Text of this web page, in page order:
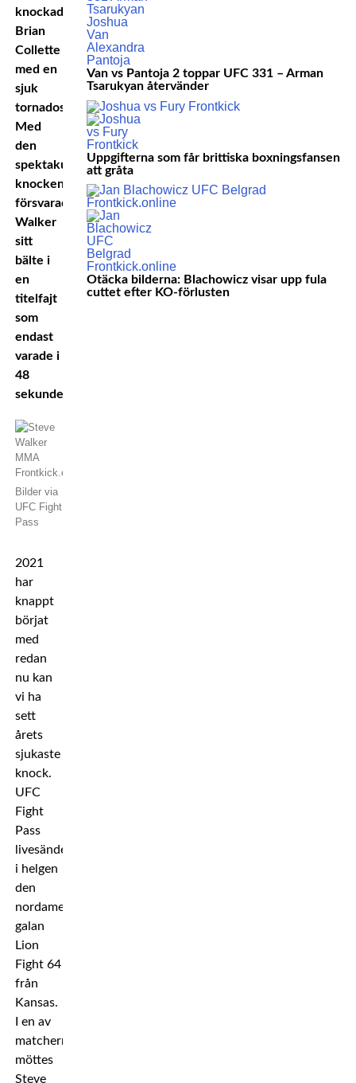
knockade
Brian
Collette
med en
sjuk
tornadospark.
Med
den
spektakulära
knocken
försvarade
Walker
sitt
bälte i
en
titelfajt
som
endast
varade i
48
sekunder.
Bilder via
UFC Fight
Pass
2021
har
knappt
börjat
med
redan
nu kan
vi ha
sett
årets
sjukaste
knock.
UFC
Fight
Pass
livesände
i helgen
den
nordamerikanske
galan
Lion
Fight 64
från
Kansas.
I en av
matcherna
möttes
Steve
Van vs Pantoja 2 toppar UFC 331 – Arman
Tsarukyan återvänder
Uppgifterna som får brittiska boxningsfansen
att gråta
Otäcka bilderna: Blachowicz visar upp fula
cuttet efter KO-förlusten